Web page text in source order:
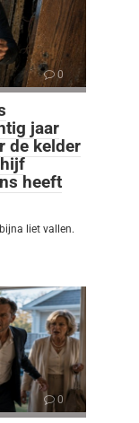
0
jaar
de kelder
heeft
liet vallen.
0